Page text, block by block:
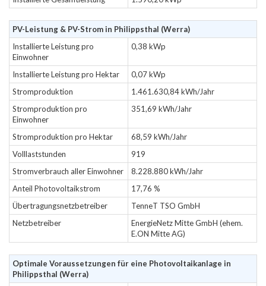
PV-Leistung & PV-Strom in Philippsthal (Werra)
Installierte Leistung pro
Einwohner
0,38 kWp
Installierte Leistung pro Hektar
0,07 kWp
Stromproduktion
1.461.630,84 kWh/Jahr
Stromproduktion pro
Einwohner
351,69 kWh/Jahr
Stromproduktion pro Hektar
68,59 kWh/Jahr
Volllaststunden
919
Stromverbrauch aller Einwohner
8.228.880 kWh/Jahr
Anteil Photovoltaikstrom
17,76 %
Übertragungsnetzbetreiber
TenneT TSO GmbH
Netzbetreiber
EnergieNetz Mitte GmbH (ehem.
E.ON Mitte AG)
Optimale Voraussetzungen für eine Photovoltaikanlage in
Philippsthal (Werra)